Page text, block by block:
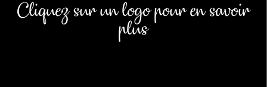
Cliquez sur un logo pour en savoir
plus